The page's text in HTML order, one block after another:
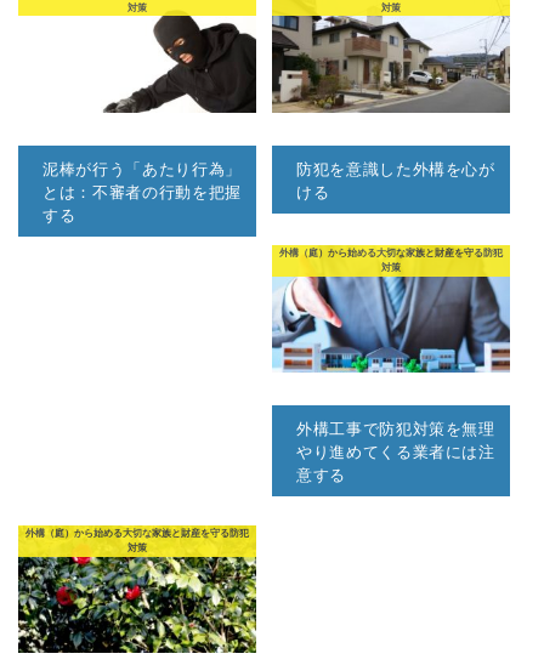
対策
泥棒が行う「あたり行為」
とは：不審者の行動を把握
する
対策
防犯を意識した外構を心が
ける
外構（庭）から始める大切な家族と財産を守る防犯
対策
外構工事で防犯対策を無理
やり進めてくる業者には注
意する
外構（庭）から始める大切な家族と財産を守る防犯
対策